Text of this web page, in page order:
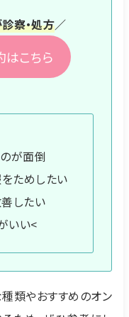
察・処方／
こちら
が面倒
ためしたい
したい
いい<
類やおすすめのオン